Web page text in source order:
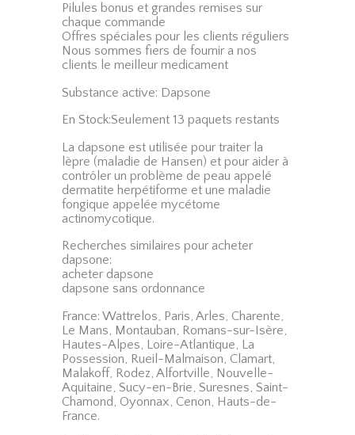
Pilules bonus et grandes remises sur
chaque commande
Offres spéciales pour les clients réguliers
Nous sommes fiers de fournir a nos
clients le meilleur medicament
Substance active: Dapsone
En Stock:Seulement 13 paquets restants
La dapsone est utilisée pour traiter la
lèpre (maladie de Hansen) et pour aider à
contrôler un problème de peau appelé
dermatite herpétiforme et une maladie
fongique appelée mycétome
actinomycotique.
Recherches similaires pour acheter
dapsone:
acheter dapsone
dapsone sans ordonnance
France: Wattrelos, Paris, Arles, Charente,
Le Mans, Montauban, Romans-sur-Isère,
Hautes-Alpes, Loire-Atlantique, La
Possession, Rueil-Malmaison, Clamart,
Malakoff, Rodez, Alfortville, Nouvelle-
Aquitaine, Sucy-en-Brie, Suresnes, Saint-
Chamond, Oyonnax, Cenon, Hauts-de-
France.